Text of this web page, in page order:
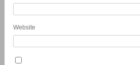
Website